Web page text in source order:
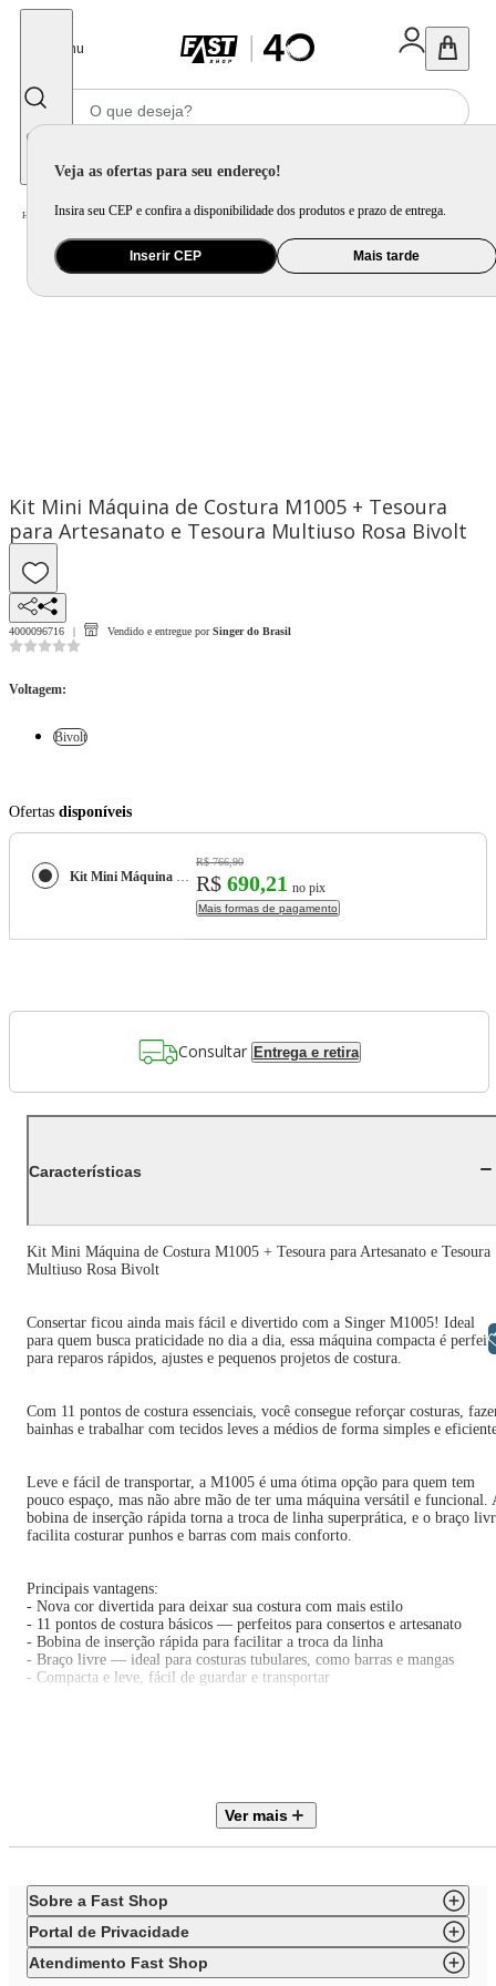
Menu
Veja as ofertas para seu endereço!
Insira seu CEP e confira a disponibilidade dos produtos e prazo de entrega.
Inserir CEP Mais tarde
Home Eletroportátil / Máquina de Costura
Kit Mini Máquina de Costura M1005 + Tesoura
para Artesanato e Tesoura Multiuso Rosa Bivolt
4000096716 Vendido e entregue por Singer do Brasil
Voltagem:
Bivolt
Ofertas disponíveis
Kit Mini Máquina de Costura M1005 + Tesoura para Artesanato e Tesoura Multiuso Rosa Bivolt
R$ 766,90
R$ 690,21 no pix
Mais formas de pagamento
Consultar Entrega e retira
Características
Kit Mini Máquina de Costura M1005 + Tesoura para Artesanato e Tesoura
Multiuso Rosa Bivolt
Consertar ficou ainda mais fácil e divertido com a Singer M1005! Ideal
para quem busca praticidade no dia a dia, essa máquina compacta é
para reparos rápidos, ajustes e pequenos projetos de costura.
Com 11 pontos de costura essenciais, você consegue reforçar costuras,
bainhas e trabalhar com tecidos leves a médios de forma simples e
Leve e fácil de transportar, a M1005 é uma ótima opção para quem tem
pouco espaço, mas não abre mão de ter uma máquina versátil e funcional.
bobina de inserção rápida torna a troca de linha superprática, e o braço
facilita costurar punhos e barras com mais conforto.
Principais vantagens:
- Nova cor divertida para deixar sua costura com mais estilo
- 11 pontos de costura básicos — perfeitos para consertos e artesanato
- Bobina de inserção rápida para facilitar a troca da linha
- Braço livre — ideal para costuras tubulares, como barras e mangas
- Compacta e leve, fácil de guardar e transportar
ESPECIFICAÇÕES TÉCNICAS
Uso: Doméstico
Voltagem: Bivolt
Potência: 6 W
Pontos: 11 pontos de costura básicos
Velocidade: Até aproximadamente 750 pontos por minuto
Diferencial: Design compacto e leve | braço livre para costurar punhos |
Ver mais
Sobre a Fast Shop
Portal de Privacidade
Atendimento Fast Shop
Libras